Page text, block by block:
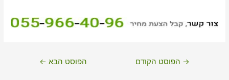
ניווט→ הפוסט הקודם הפוסט הבא ←